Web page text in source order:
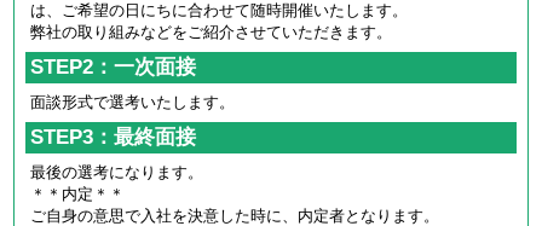
は、ご希望の日にちに合わせて随時開催いたします。
弊社の取り組みなどをご紹介させていただきます。
STEP2：一次面接
面談形式で選考いたします。
STEP3：最終面接
最後の選考になります。
＊＊内定＊＊
ご自身の意思で入社を決意した時に、内定者となります。